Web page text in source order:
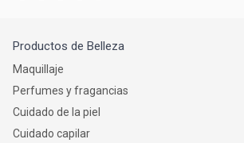
Productos de Belleza
Maquillaje
Perfumes y fragancias
Cuidado de la piel
Cuidado capilar